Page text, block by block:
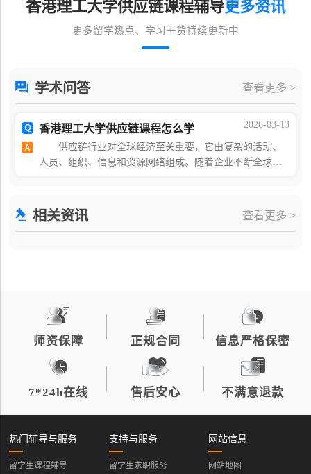
香港理工大学供应链课程辅导更多资讯
更多留学热点、学习干货持续更新中
学术问答 查看更多 >
2026-03-13
香港理工大学供应链课程怎么学
供应链行业对全球经济至关重要，它由复杂的活动、
人员、组织、信息和资源网络组成。随着企业不断全球
相关资讯 查看更多 >
师资保障 正规合同 信息严格保密
7*24h在线 售后安心 不满意退款
热门辅导与服务
留学生课程辅导
支持与服务
留学生求职服务
网站信息
网站地图